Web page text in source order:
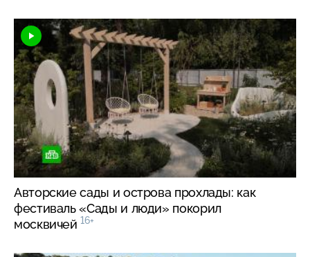
Авторские сады и острова прохлады: как
фестиваль «Сады и люди» покорил
москвичей 16+